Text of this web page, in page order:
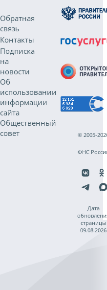
Обратная
связь
Контакты
Подписка
на
новости
Об
использовании
информации
сайта
Общественный
совет
© 2005-
ФНС
Дата
страницы
09.08.2026